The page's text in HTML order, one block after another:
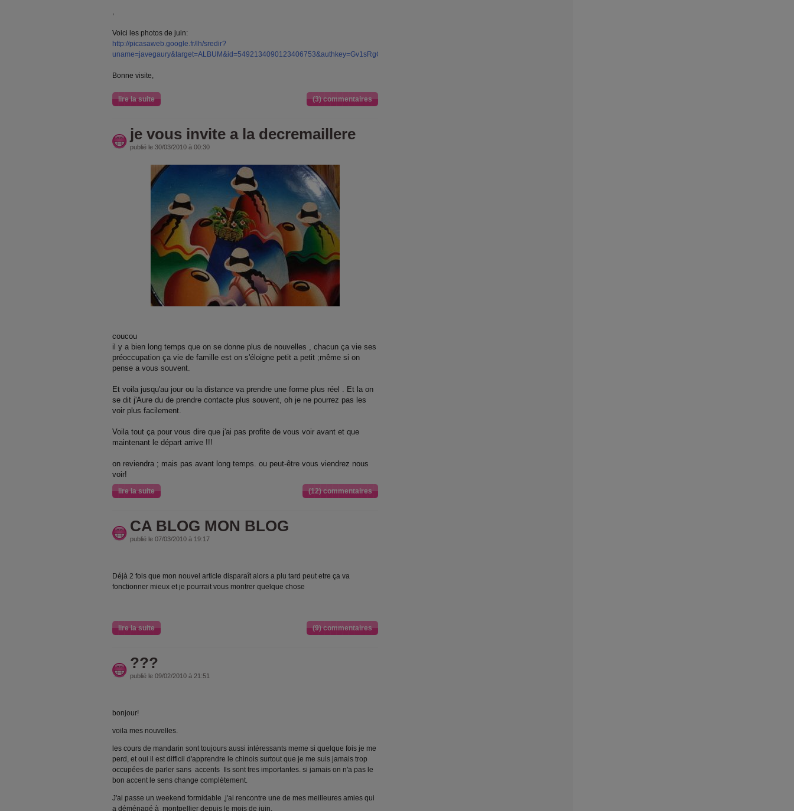
,
Voici les photos de juin:
http://picasaweb.google.fr/lh/sredir?
uname=javegaury&target=ALBUM&id=5492134090123406753&authkey=Gv1sRgCKq6rdaJxd20aQ&feat=email
Bonne visite,
lire la suite (3) commentaires
je vous invite a la decremaillere
publié le 30/03/2010 à 00:30
coucou
il y a bien long temps que on se donne plus de nouvelles , chacun ça vie ses
préoccupation ça vie de famille est on s'éloigne petit a petit ;même si on
pense a vous souvent.
Et voila jusqu'au jour ou la distance va prendre une forme plus réel . Et la on
se dit j'Aure du de prendre contacte plus souvent, oh je ne pourrez pas les
voir plus facilement.
Voila tout ça pour vous dire que j'ai pas profite de vous voir avant et que
maintenant le départ arrive !!!
on reviendra ; mais pas avant long temps. ou peut-être vous viendrez nous
voir!
lire la suite (12) commentaires
CA BLOG MON BLOG
publié le 07/03/2010 à 19:17
Déjà 2 fois que mon nouvel article disparaît alors a plu tard peut etre ça va
fonctionner mieux et je pourrait vous montrer quelque chose
lire la suite (9) commentaires
???
publié le 09/02/2010 à 21:51
bonjour!
voila mes nouvelles.
les cours de mandarin sont toujours aussi intéressants meme si quelque fois je me
perd, et oui il est difficil d'apprendre le chinois surtout que je me suis jamais trop
occupées de parler sans accents Ils sont tres importantes. si jamais on n'a pas le
bon accent le sens change complètement.
J'ai passe un weekend formidable ,j'ai rencontre une de mes meilleures amies qui
a déménagé à montpellier depuis le mois de juin.